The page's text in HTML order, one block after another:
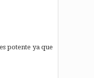
potente ya que